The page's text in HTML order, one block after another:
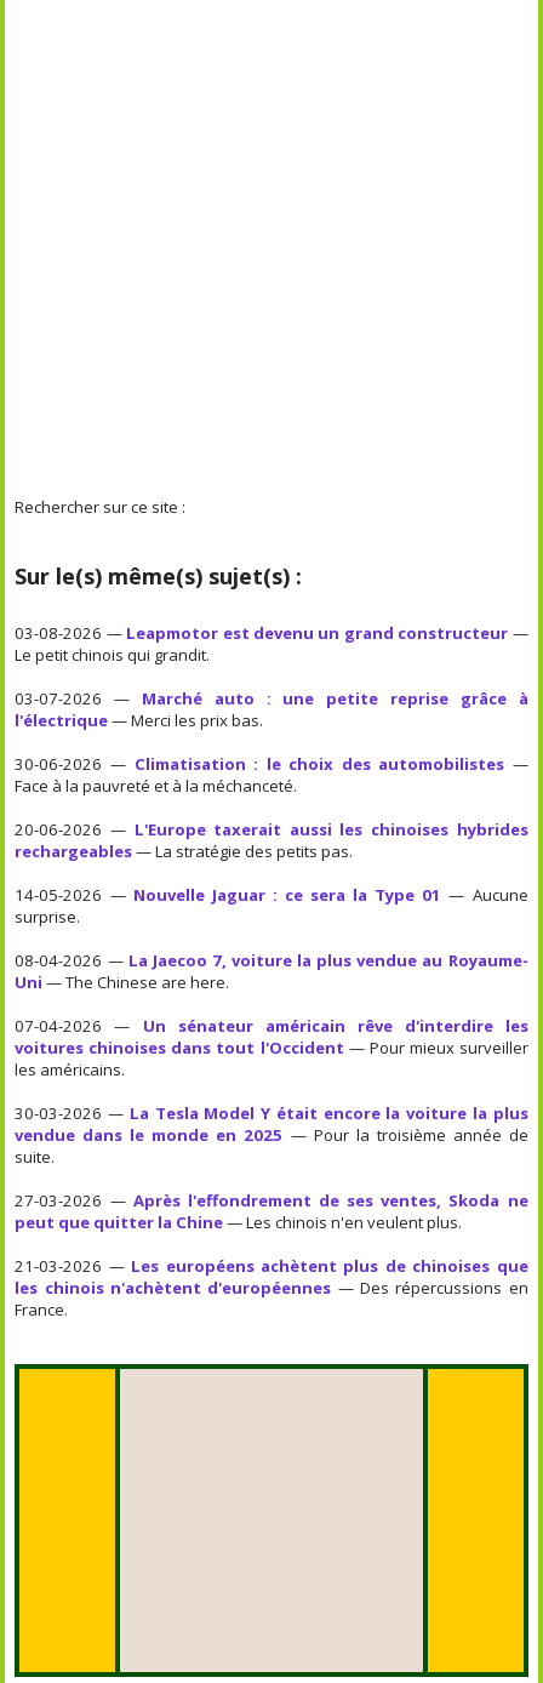
Rechercher sur ce site :
Sur le(s) même(s) sujet(s) :
03-08-2026 — Leapmotor est devenu un grand constructeur —
Le petit chinois qui grandit.
03-07-2026 — Marché auto : une petite reprise grâce à
l'électrique— Merci les prix bas.
30-06-2026 — Climatisation : le choix des automobilistes —
Face à la pauvreté et à la méchanceté.
20-06-2026 — L'Europe taxerait aussi les chinoises hybrides
rechargeables— La stratégie des petits pas.
14-05-2026 — Nouvelle Jaguar : ce sera la Type 01 — Aucune
surprise.
08-04-2026 — La Jaecoo 7, voiture la plus vendue au Royaume-
Uni — The Chinese are here.
07-04-2026 — Un sénateur américain rêve d'interdire les
voitures chinoises dans tout l'Occident — Pour mieux surveiller
les américains.
30-03-2026 — La Tesla Model Y était encore la voiture la plus
vendue dans le monde en 2025 — Pour la troisième année de
suite.
27-03-2026 — Après l'effondrement de ses ventes, Skoda ne
peut que quitter la Chine— Les chinois n'en veulent plus.
21-03-2026 — Les européens achètent plus de chinoises que
les chinois n'achètent d'européennes — Des répercussions en
France.